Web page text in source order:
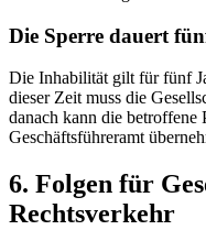
Die Sperre dauert
Die Inhabilität gilt für fünf
dieser Zeit muss die
danach kann die betroffene
Geschäftsführeramt
6. Folgen für
Rechtsverkehr